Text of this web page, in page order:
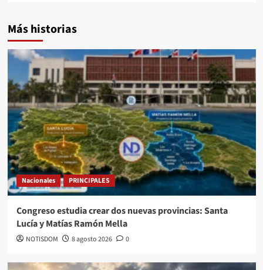
Más historias
Nacionales PRINCIPALES
Congreso estudia crear dos nuevas provincias: Santa
Lucía y Matías Ramón Mella
NOTISDOM 8 agosto 2026 0